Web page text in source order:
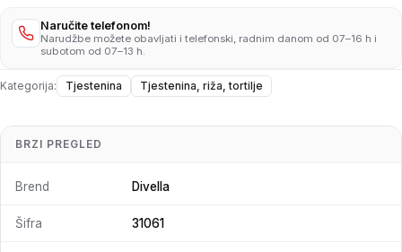
Naručite telefonom!
Narudžbe možete obavljati i telefonski, radnim danom od 07–16 h i
subotom od 07–13 h.
Kategorija: Tjestenina Tjestenina, riža, tortilje
BRZI PREGLED
Brend Divella
Šifra 31061